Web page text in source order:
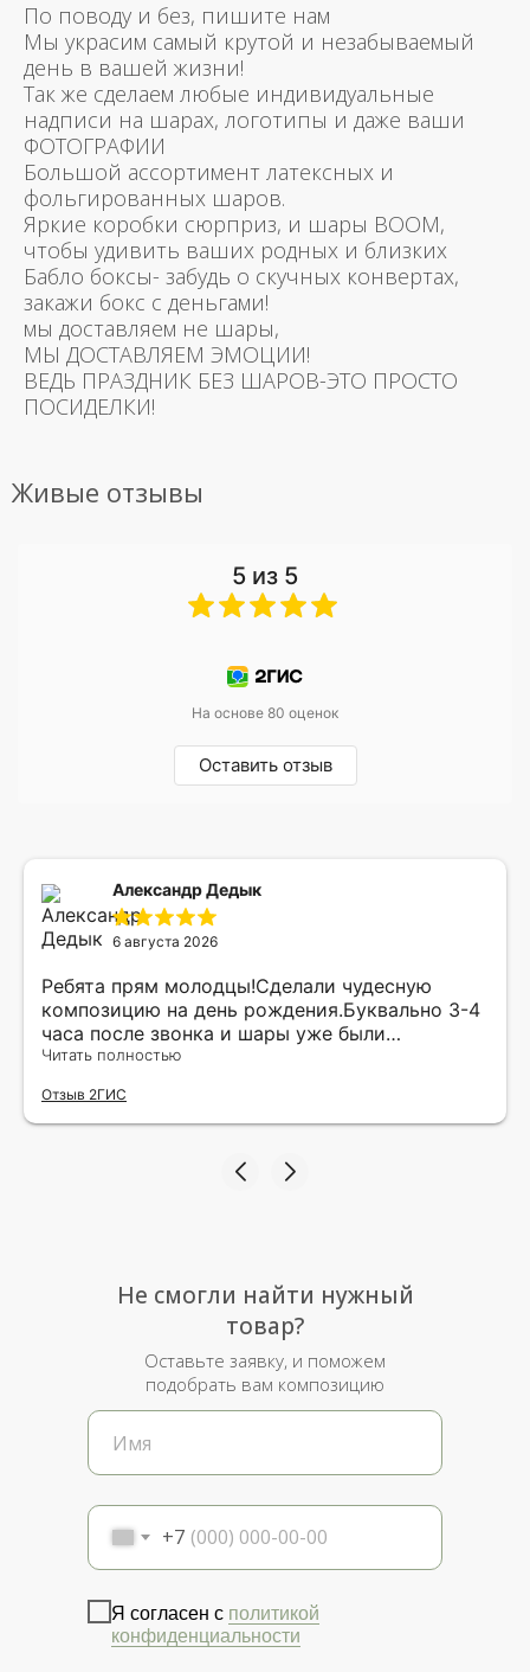
По поводу и без, пишите нам
Мы украсим самый крутой и незабываемый
день в вашей жизни!
Так же сделаем любые индивидуальные
надписи на шарах, логотипы и даже ваши
ФОТОГРАФИИ
Большой ассортимент латексных и
фольгированных шаров.
Яркие коробки сюрприз, и шары BOOM,
чтобы удивить ваших родных и близких
Бабло боксы- забудь о скучных конвертах,
закажи бокс с деньгами!
мы доставляем не шары,
МЫ ДОСТАВЛЯЕМ ЭМОЦИИ!
ВЕДЬ ПРАЗДНИК БЕЗ ШАРОВ-ЭТО ПРОСТО
ПОСИДЕЛКИ!
Живые отзывы
5 из 5
На основе 80 оценок
Оставить отзыв
Александр Дедык
6 августа 2026
Ребята прям молодцы!Сделали чудесную
композицию на день рождения.Буквально 3-4
часа после звонка и шары уже были
доставлены мне по адресу.Качество
рада.
Читать полностью
Отзыв 2ГИС
+7
Я согласен с политикой
конфиденциальности
Не смогли найти нужный
товар?
Оставьте заявку, и поможем
подобрать вам композицию